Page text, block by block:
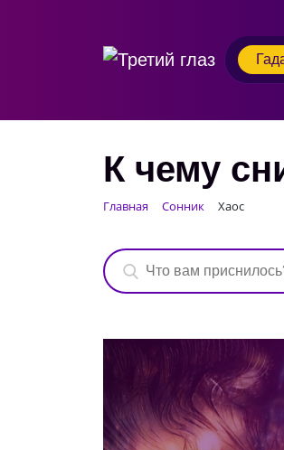
К чему
Главная Сонник Хаос